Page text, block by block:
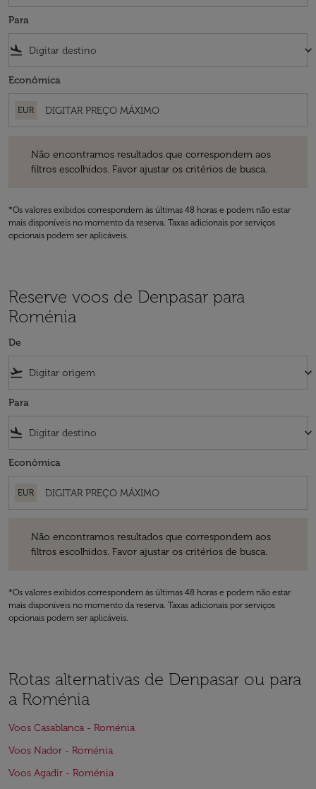
Para
flight_land keyboard_arrow_down
Econômica
EUR
Não encontramos resultados que correspondem aos
filtros escolhidos. Favor ajustar os critérios de busca.
*Os valores exibidos correspondem às últimas 48 horas e podem não estar
mais disponíveis no momento da reserva. Taxas adicionais por serviços
opcionais podem ser aplicáveis.
Reserve voos de Denpasar para
Roménia
De
flight_takeoff keyboard_arrow_down
Para
flight_land keyboard_arrow_down
Econômica
EUR
Não encontramos resultados que correspondem aos
filtros escolhidos. Favor ajustar os critérios de busca.
*Os valores exibidos correspondem às últimas 48 horas e podem não estar
mais disponíveis no momento da reserva. Taxas adicionais por serviços
opcionais podem ser aplicáveis.
Rotas alternativas de Denpasar ou para
a Roménia
Voos Casablanca - Roménia
Voos Nador - Roménia
Voos Agadir - Roménia